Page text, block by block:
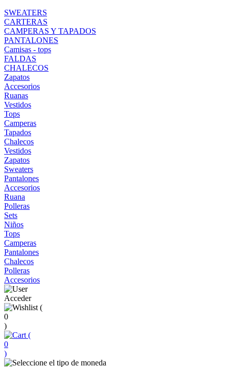
SWEATERS
CARTERAS
CAMPERAS Y TAPADOS
PANTALONES
Camisas - tops
FALDAS
CHALECOS
Zapatos
Accesorios
Ruanas
Vestidos
Tops
Camperas
Tapados
Chalecos
Vestidos
Zapatos
Sweaters
Pantalones
Accesorios
Ruana
Polleras
Sets
Niños
Tops
Camperas
Pantalones
Chalecos
Polleras
Accesorios
Acceder
(
0
)
(
0
)